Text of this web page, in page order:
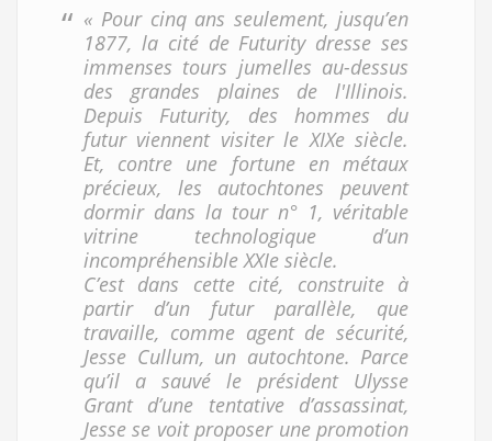
« Pour cinq ans seulement, jusqu’en
1877, la cité de Futurity dresse ses
immenses tours jumelles au-dessus
des grandes plaines de l'Illinois.
Depuis Futurity, des hommes du
futur viennent visiter le XIXesiècle.
Et, contre une fortune en métaux
précieux, les autochtones peuvent
dormir dans la tour n° 1, véritable
vitrine technologique d’un
incompréhensible XXIe siècle.
C’est dans cette cité, construite à
partir d’un futur parallèle, que
travaille, comme agent de sécurité,
Jesse Cullum, un autochtone. Parce
qu’il a sauvé le président Ulysse
Grant d’une tentative d’assassinat,
Jesse se voit proposer une promotion